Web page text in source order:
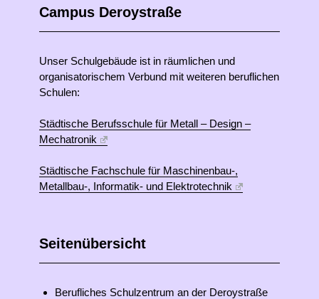
Campus Deroystraße
Unser Schulgebäude ist in räumlichen und
organisatorischem Verbund mit weiteren beruflichen
Schulen:
Städtische Berufsschule für Metall – Design –
Mechatronik
Städtische Fachschule für Maschinenbau-,
Metallbau-, Informatik- und Elektrotechnik
Seitenübersicht
Berufliches Schulzentrum an der Deroystraße